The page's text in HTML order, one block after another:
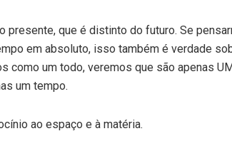
presente, que é distinto do futuro. Se
em absoluto, isso também é verdade
como um todo, veremos que são apenas
um tempo.
ao espaço e à matéria.